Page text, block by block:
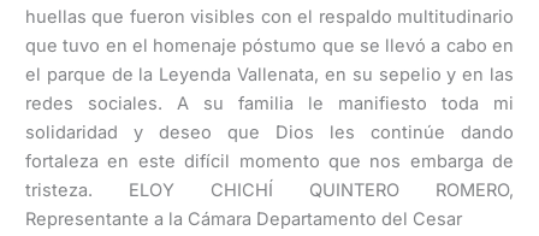
huellas que fueron visibles con el respaldo multitudinario
que tuvo en el homenaje póstumo que se llevó a cabo en
el parque de la Leyenda Vallenata, en su sepelio y en las
redes sociales. A su familia le manifiesto toda mi
solidaridad y deseo que Dios les continúe dando
fortaleza en este difícil momento que nos embarga de
tristeza. ELOY CHICHÍ QUINTERO ROMERO,
Representante a la Cámara Departamento del Cesar